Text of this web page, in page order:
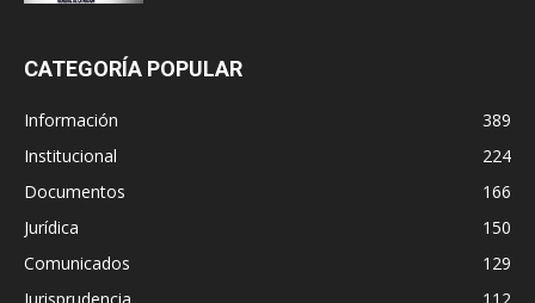
CATEGORÍA POPULAR
Información
389
Institucional
224
Documentos
166
Jurídica
150
Comunicados
129